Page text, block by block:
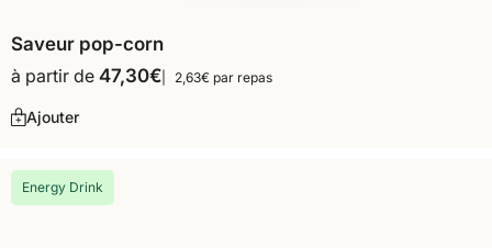
Saveur pop-corn
à partir de 47,30€ 2,63€ par repas
Ajouter
Energy Drink